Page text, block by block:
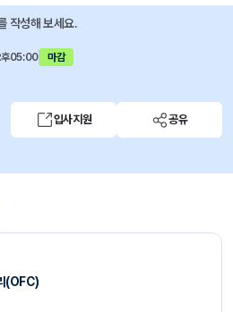
작성해 보세요.
05:00
마감
입사지원 공유
(OFC)